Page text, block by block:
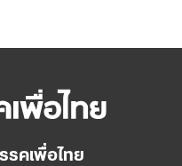
คเพื่อไทย